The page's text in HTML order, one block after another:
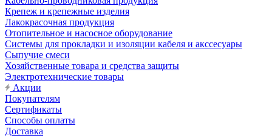
Крепеж и крепежные изделия
Лакокрасочная продукция
Отопительное и насосное оборудование
Системы для прокладки и изоляции кабеля и акссесуары
Сыпучие смеси
Хозяйственные товара и средства защиты
Электротехнические товары
Акции
Покупателям
Сертификаты
Способы оплаты
Доставка